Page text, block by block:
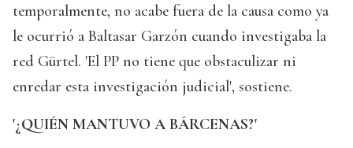
temporalmente, no acabe fuera de la causa como ya
le ocurrió a Baltasar Garzón cuando investigaba la
red Gürtel. 'El PP no tiene que obstaculizar ni
enredar esta investigación judicial', sostiene.
'¿QUIÉN MANTUVO A BÁRCENAS?'